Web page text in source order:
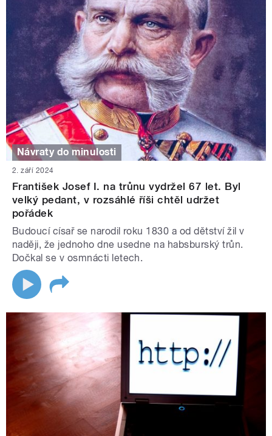
Návraty do minulosti
2. září 2024
František Josef I. na trůnu vydržel 67 let. Byl
velký pedant, v rozsáhlé říši chtěl udržet
pořádek
Budoucí císař se narodil roku 1830 a od dětství žil v
naději, že jednoho dne usedne na habsburský trůn.
Dočkal se v osmnácti letech.